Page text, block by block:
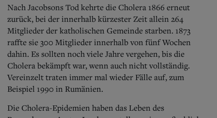
Nach Jacobsons Tod kehrte die Cholera 1866 erneut
zurück, bei der innerhalb kürzester Zeit allein 264
Mitglieder der katholischen Gemeinde starben. 1873
raffte sie 300 Mitglieder innerhalb von fünf Wochen
dahin. Es sollten noch viele Jahre vergehen, bis die
Cholera bekämpft war, wenn auch nicht vollständig.
Vereinzelt traten immer mal wieder Fälle auf, zum
Beispiel 1990 in Rumänien.
Die Cholera-Epidemien haben das Leben des